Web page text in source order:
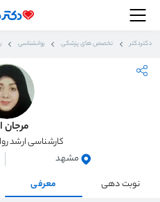
دکتردکتر تخصص های پزشکی روانشناسی
مرجان
کارشناسی ارشد
مشهد
نوبت دهی
معرفی